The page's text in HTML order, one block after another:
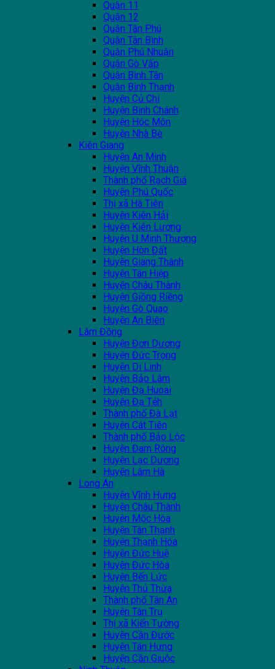
Quận 11
Quận 12
Quận Tân Phú
Quận Tân Bình
Quận Phú Nhuận
Quận Gò Vấp
Quận Bình Tân
Quận Bình Thạnh
Huyện Củ Chi
Huyện Bình Chánh
Huyện Hóc Môn
Huyện Nhà Bè
Kiên Giang
Huyện An Minh
Huyện Vĩnh Thuận
Thành phổ Rạch Giá
Huyện Phú Quốc
Thị xã Hà Tiên
Huyện Kiên Hải
Huyện Kiên Lương
Huyện U Minh Thượng
Huyện Hòn Đất
Huyện Giang Thành
Huyện Tân Hiệp
Huyện Châu Thành
Huyện Giồng Riềng
Huyện Gò Quao
Huyện An Biên
Lâm Đồng
Huyện Đơn Dương
Huyện Đức Trọng
Huyện Di Linh
Huyện Bảo Lâm
Huyện Đạ Huoai
Huyện Đạ Tẻh
Thành phố Đà Lạt
Huyện Cát Tiên
Thành phố Bảo Lộc
Huyện Đam Rông
Huyện Lạc Dương
Huyện Lâm Hà
Long An
Huyện Vĩnh Hưng
Huyện Châu Thành
Huyện Mộc Hóa
Huyện Tân Thạnh
Huyện Thạnh Hóa
Huyện Đức Huệ
Huyện Đức Hòa
Huyện Bến Lức
Huyện Thủ Thừa
Thành phố Tân An
Huyện Tân Trụ
Thị xã Kiến Tường
Huyện Cần Đước
Huyện Tân Hưng
Huyện Cần Giuộc